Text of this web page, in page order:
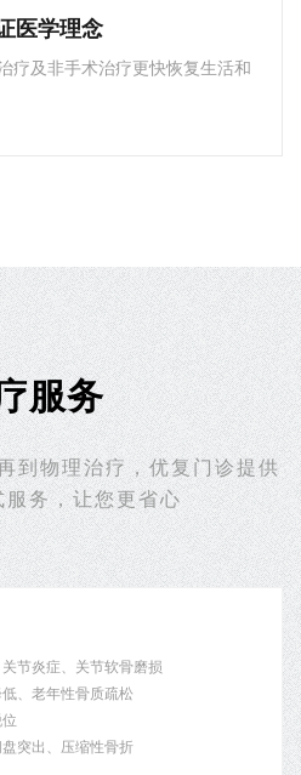
医学理念
疗及非手术治疗更快恢复生活和
服务
到物理治疗，优复门诊提供
务，让您更省心
节炎症、关节软骨磨损
、老年性骨质疏松
突出、压缩性骨折